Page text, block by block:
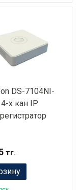
DS-7104NI-
х кан IP
тг.